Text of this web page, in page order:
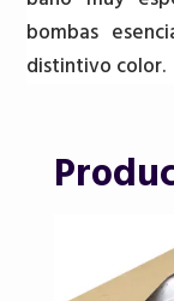
bombas
distintivo color.